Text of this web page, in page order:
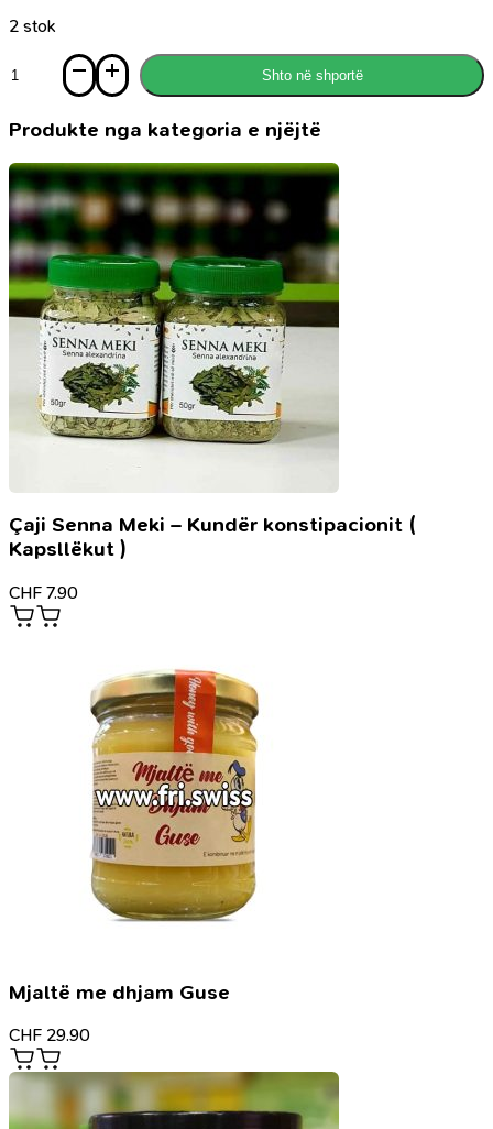
2 stok
Parfum
Waves,
Shto në shportë
Produkte nga kategoria e njëjtë
Çaji Senna Meki – Kundër konstipacionit (
Kapsllëkut )
CHF 7.90
Mjaltë me dhjam Guse
CHF 29.90